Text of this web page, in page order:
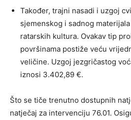
Također, trajni nasadi i uzgoj
sjemenskog i sadnog
ratarskih kultura. Ovakav tip
površinama postiže veću
veličine. Uzgoj jezgričastog
iznosi 3.402,89 €.
Što se tiče trenutno dostupnih
natječaj za intervenciju 76.01.